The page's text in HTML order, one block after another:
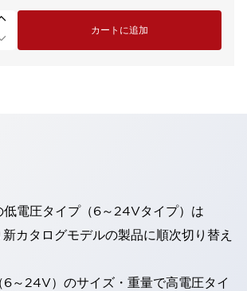
カートに追加
低電圧タイプ（6～24Vタイプ）は
カタログモデルの製品に順次切り替え
～24V）のサイズ・重量で高電圧タイ